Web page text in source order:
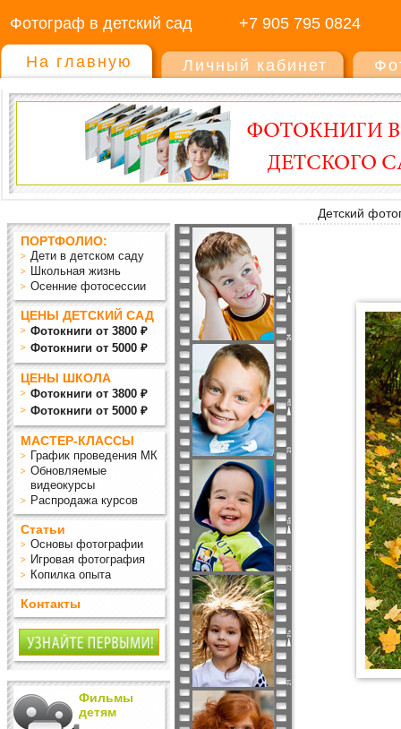
Фотограф в детский сад +7 905 795 0824
На главную Личный кабинет
Детский
ПОРТФОЛИО:
Дети в детском саду
Школьная жизнь
Осенние фотосессии
ЦЕНЫ ДЕТСКИЙ САД
Фотокниги от 3800 ₽
Фотокниги от 5000 ₽
ЦЕНЫ ШКОЛА
Фотокниги от 3800 ₽
Фотокниги от 5000 ₽
МАСТЕР-КЛАССЫ
График проведения МК
Обновляемые
видеокурсы
Распродажа курсов
Статьи
Основы фотографии
Игровая фотография
Копилка опыта
Контакты
Фильмы
детям